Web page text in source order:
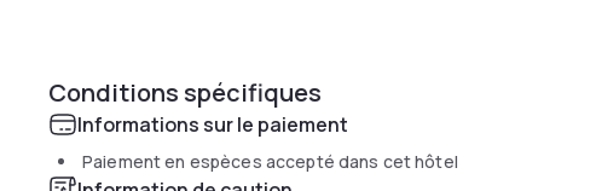
Conditions spécifiques
Informations sur le paiement
Paiement en espèces accepté dans cet hôtel